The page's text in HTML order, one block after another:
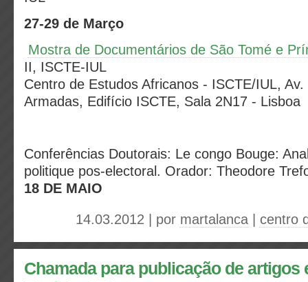
27-29 de Março
Mostra de Documentários de São Tomé e
II, ISCTE-IUL
Centro de Estudos Africanos - ISCTE/IUL,
Armadas, Edifício ISCTE, Sala 2N17 - Lisboa
Conferências Doutorais: Le congo Bouge:
politique pos-electoral. Orador: Theodore
18 DE MAIO
14.03.2012 | por martalanca centro
Chamada para publicação de artigos